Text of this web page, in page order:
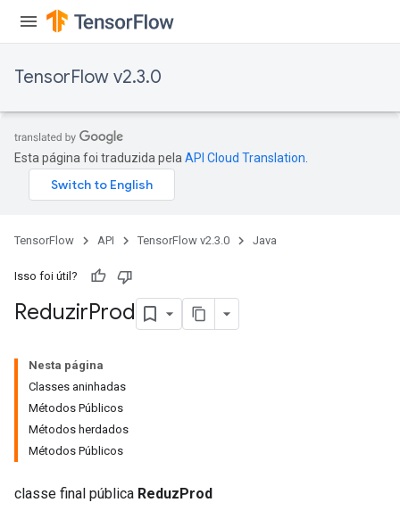
TensorFlow v2.3.0
Esta página foi traduzida pela API Cloud Translation
TensorFlow API TensorFlow v2.3.0 Java
Isso foi útil?
ReduzirProd
Nesta página
Classes aninhadas
Métodos Públicos
Métodos herdados
Métodos Públicos
classe final pública ReduzProd